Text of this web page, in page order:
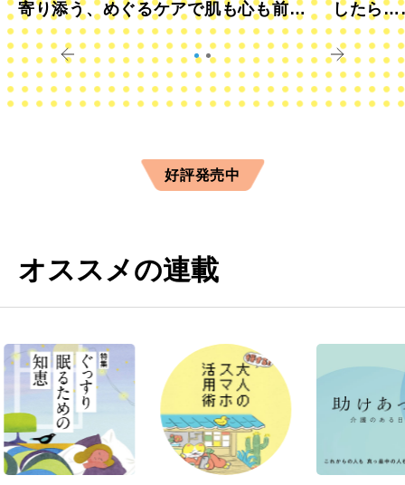
寄り添う、めぐるケアで肌も心も前向
きに
したら
すか？
好評発売中
オススメの連載